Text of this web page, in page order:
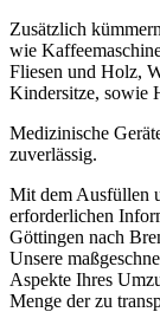
Zusätzlich
wie
Fliesen und Holz,
Kindersitze, sowie
Medizinische
zuverlässig.
Mit dem Ausfüllen
erforderlichen
Göttingen nach
Unsere
Aspekte Ihres
Menge der zu